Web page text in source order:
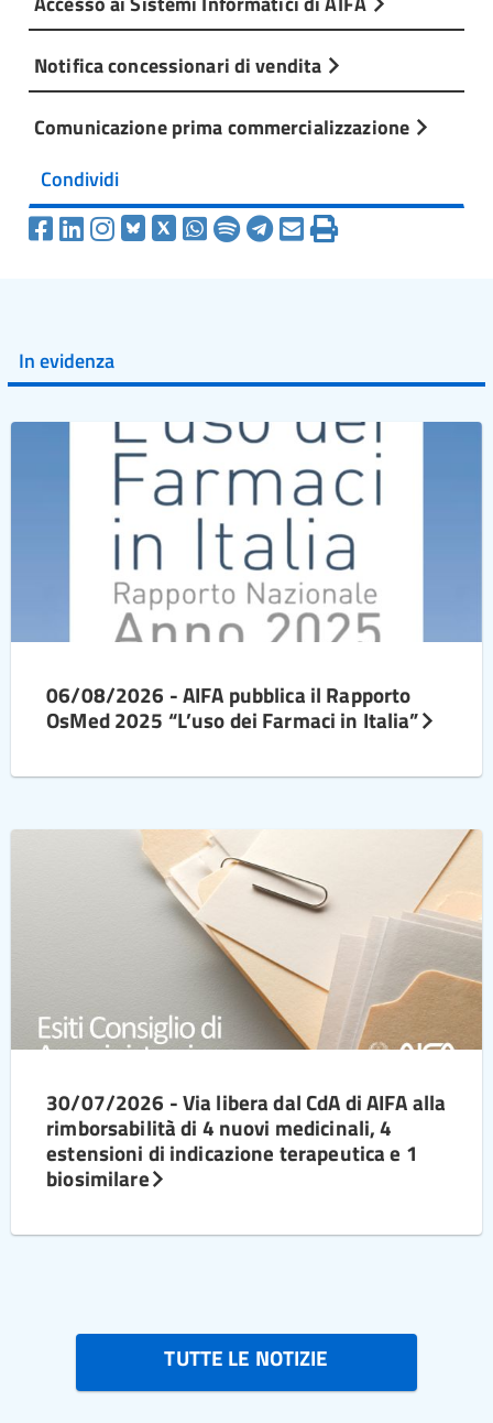
Notifica concessionari di vendita
Comunicazione prima commercializzazione
Condividi
In evidenza
06/08/2026 - AIFA pubblica il Rapporto
OsMed 2025 “L’uso dei Farmaci in Italia”
30/07/2026 - Via libera dal CdA di AIFA alla
rimborsabilità di 4 nuovi medicinali, 4
estensioni di indicazione terapeutica e 1
biosimilare
TUTTE LE NOTIZIE